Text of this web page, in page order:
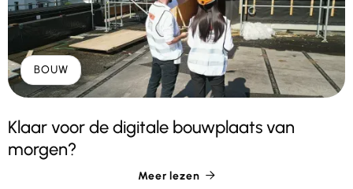
BOUW
Klaar voor de digitale bouwplaats van
morgen?
Meer lezen 